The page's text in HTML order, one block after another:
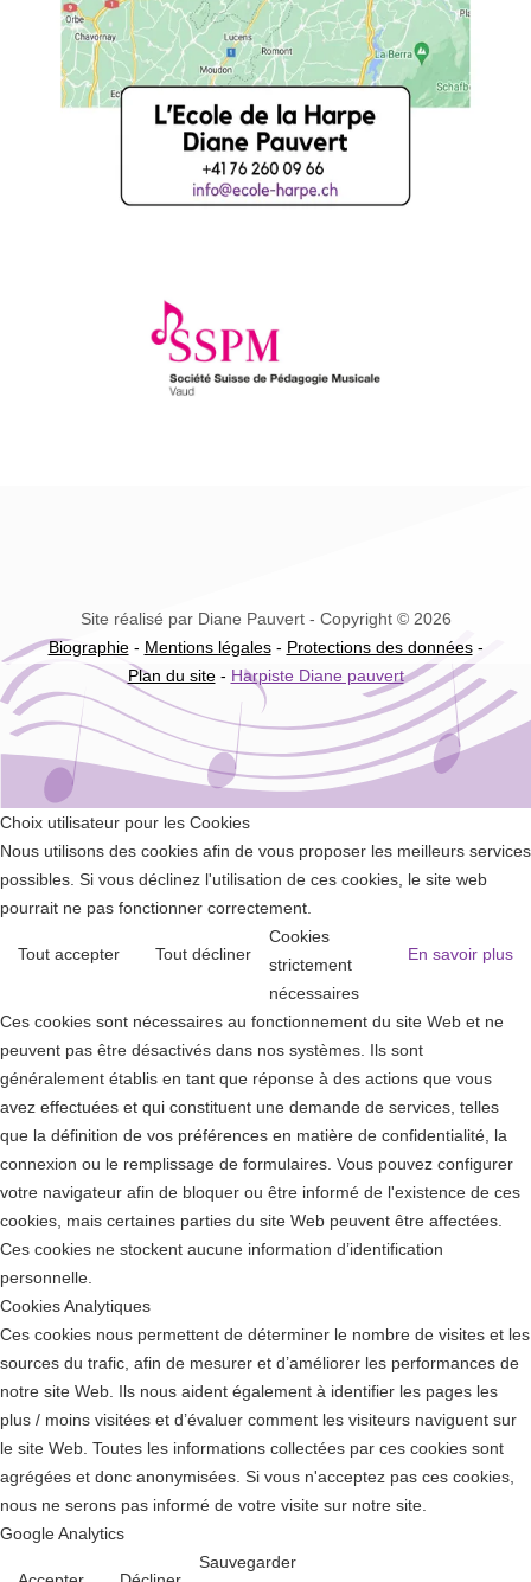
Site réalisé par Diane Pauvert - Copyright © 2026
Biographie- Mentions légales- Protections des données-
Plan du site- Harpiste Diane pauvert
Choix utilisateur pour les Cookies
Nous utilisons des cookies afin de vous proposer les meilleurs services
possibles. Si vous déclinez l'utilisation de ces cookies, le site web
pourrait ne pas fonctionner correctement.
Tout accepter Tout décliner En savoir plus
Cookies
strictement
nécessaires
Ces cookies sont nécessaires au fonctionnement du site Web et ne
peuvent pas être désactivés dans nos systèmes. Ils sont
généralement établis en tant que réponse à des actions que vous
avez effectuées et qui constituent une demande de services, telles
que la définition de vos préférences en matière de confidentialité, la
connexion ou le remplissage de formulaires. Vous pouvez configurer
votre navigateur afin de bloquer ou être informé de l'existence de ces
cookies, mais certaines parties du site Web peuvent être affectées.
Ces cookies ne stockent aucune information d’identification
personnelle.
Cookies Analytiques
Ces cookies nous permettent de déterminer le nombre de visites et les
sources du trafic, afin de mesurer et d’améliorer les performances de
notre site Web. Ils nous aident également à identifier les pages les
plus / moins visitées et d’évaluer comment les visiteurs naviguent sur
le site Web. Toutes les informations collectées par ces cookies sont
agrégées et donc anonymisées. Si vous n'acceptez pas ces cookies,
nous ne serons pas informé de votre visite sur notre site.
Google Analytics
Sauvegarder